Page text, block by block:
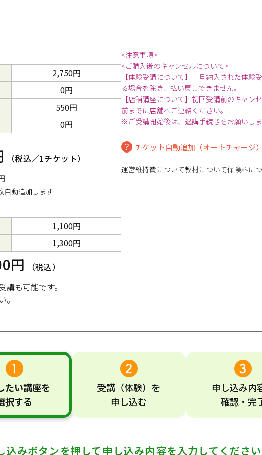
2,750円
0円
550円
0円
（税込／1チケット）
自動追加します
1,100円
1,300円
円
（税込）
も可能です。
<注意事項>
<ご購入後のキャンセルについて>
【体験受講について】一旦納入された体験
る場合を除き、払い戻しできません。
【店舗講座について】初回受講前のキャン
前までに店舗へご連絡ください。
※ご受講開始後は、退講手続きをお願いしま
チケット自動追加（オートチャージ
運営維持費について教材について保険料に
たい講座を
択する
受講 （体験） を
申し込む
申し込み内
確認・完
込みボタンを押して申し込み内容を入力してください